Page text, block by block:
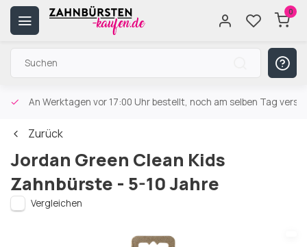
0
An Werktagen vor 17:00 Uhr bestellt, noch am selben Tag
Zurück
Jordan Green Clean Kids
Zahnbürste - 5-10 Jahre
Vergleichen